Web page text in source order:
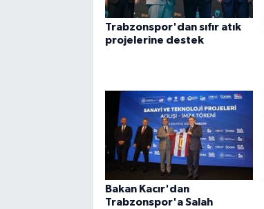
Trabzonspor'dan sıfır atık
projelerine destek
Bakan Kacır'dan
Trabzonspor'a Salah